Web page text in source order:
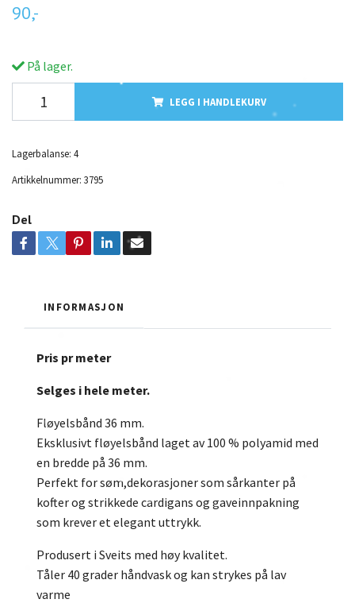
90,-
På lager.
LEGG I HANDLEKURV
Lagerbalanse: 4
Artikkelnummer: 3795
Del
INFORMASJON
Pris pr meter
Selges i hele meter.
Fløyelsbånd 36 mm.
Eksklusivt fløyelsbånd laget av 100 % polyamid med
en bredde på 36 mm.
Perfekt for søm,dekorasjoner som sårkanter på
kofter og strikkede cardigans og gaveinnpakning
som krever et elegant uttrykk.
Produsert i Sveits med høy kvalitet.
Tåler 40 grader håndvask og kan strykes på lav
varme